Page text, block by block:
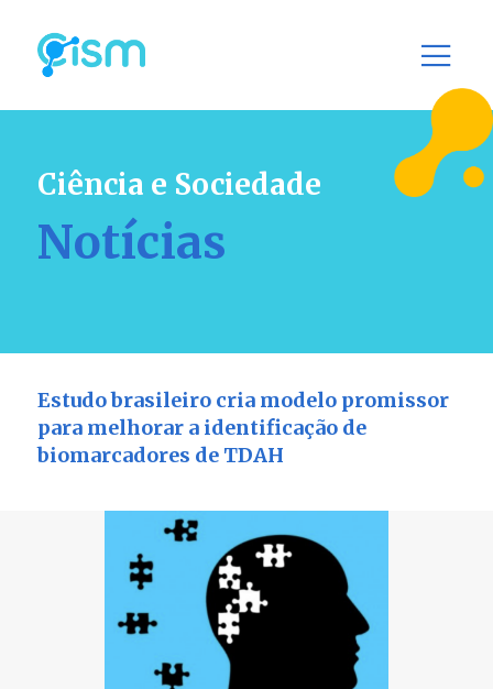
Ciência e Sociedade
Notícias
Estudo brasileiro cria modelo promissor
para melhorar a identificação de
biomarcadores de TDAH